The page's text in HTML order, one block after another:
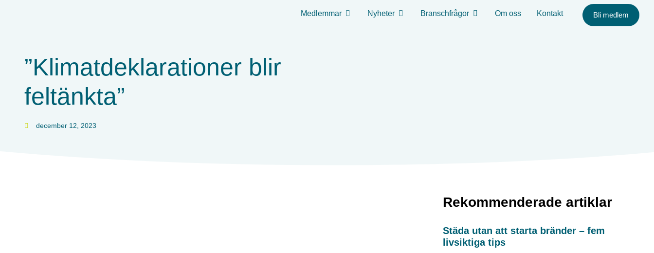
Medlemmar Nyheter Branschfrågor Om oss Kontakt Bli medlem
”Klimatdeklarationer blir
feltänkta”
december 12, 2023
Rekommenderade artiklar
Städa utan att starta bränder – fem
livsiktiga tips